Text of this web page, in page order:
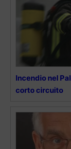
Incendio nel
corto circuito